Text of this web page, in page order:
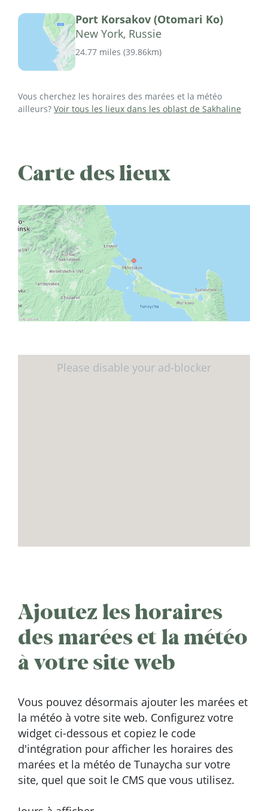
Port Korsakov (Otomari Ko)
New York, Russie
24.77 miles (39.86km)
Vous cherchez les horaires des marées et la météo
ailleurs? Voir tous les lieux dans les oblast de Sakhaline
Carte des lieux
Ajoutez les horaires
des marées et la météo
à votre site web
Vous pouvez désormais ajouter les marées et
la météo à votre site web. Configurez votre
widget ci-dessous et copiez le code
d'intégration pour afficher les horaires des
marées et la météo de Tunaycha sur votre
site, quel que soit le CMS que vous utilisez.